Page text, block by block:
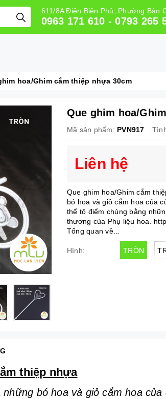
611/8A Điện Biên Phủ, Phường Bàn
0963 171 610 - 0793 265
hoa/Ghim cắm thiệp nhựa 30cm
Que ghim hoa/
Mã sản phẩm: PVN917
Liên hệ
Que ghim hoa/Ghim cắm
bó hoa và giỏ cắm hoa của
thể tô điểm chúng bằng
thương của Phụ liệu hoa.
Tổng quan về...
Hình: TRÒN
thiệp nhựa
bó hoa và giỏ cắm hoa